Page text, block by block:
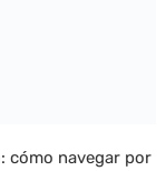
cómo navegar por